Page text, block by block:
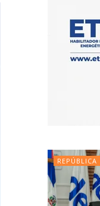
REPÚBLICA